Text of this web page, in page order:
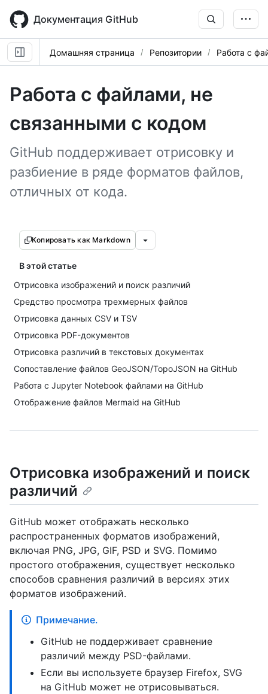
main
content
Документация GitHub
Домашняя страница Репозитории Работа с
Работа с файлами, не
связанными с кодом
GitHub поддерживает отрисовку и
разбиение в ряде форматов файлов,
отличных от кода.
Копировать как Markdown
В этой статье
Отрисовка изображений и поиск различий
Средство просмотра трехмерных файлов
Отрисовка данных CSV и TSV
Отрисовка PDF-документов
Отрисовка различий в текстовых документах
Сопоставление файлов GeoJSON/TopoJSON на GitHub
Работа с Jupyter Notebook файлами на GitHub
Отображение файлов Mermaid на GitHub
Отрисовка изображений и поиск
различий
GitHub может отображать несколько
распространенных форматов изображений,
включая PNG, JPG, GIF, PSD и SVG. Помимо
простого отображения, существует несколько
способов сравнения различий в версиях этих
форматов изображений.
Примечание.
GitHub не поддерживает сравнение
различий между PSD-файлами.
Если вы используете браузер Firefox, SVG
на GitHub может не отрисовываться.